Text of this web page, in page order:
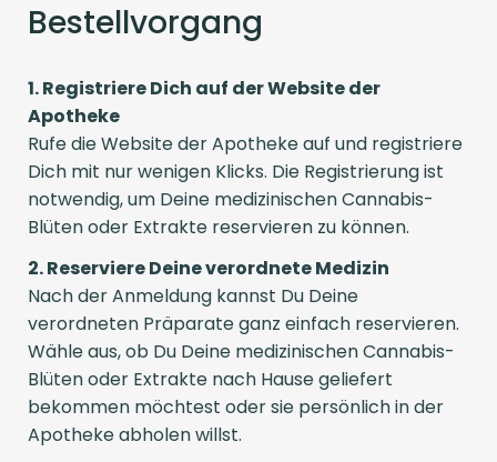
Bestellvorgang
1. Registriere Dich auf der Website der
Apotheke
Rufe die Website der Apotheke auf und registriere
Dich mit nur wenigen Klicks. Die Registrierung ist
notwendig, um Deine medizinischen Cannabis-
Blüten oder Extrakte reservieren zu können.
2. Reserviere Deine verordnete Medizin
Nach der Anmeldung kannst Du Deine
verordneten Präparate ganz einfach reservieren.
Wähle aus, ob Du Deine medizinischen Cannabis-
Blüten oder Extrakte nach Hause geliefert
bekommen möchtest oder sie persönlich in der
Apotheke abholen willst.